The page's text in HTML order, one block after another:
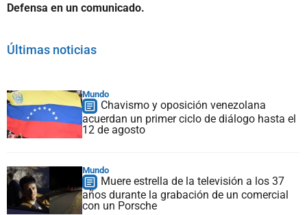
Defensa en un comunicado.
Últimas noticias
Mundo
Chavismo y oposición venezolana
acuerdan un primer ciclo de diálogo hasta el
12 de agosto
Mundo
Muere estrella de la televisión a los 37
años durante la grabación de un comercial
con un Porsche